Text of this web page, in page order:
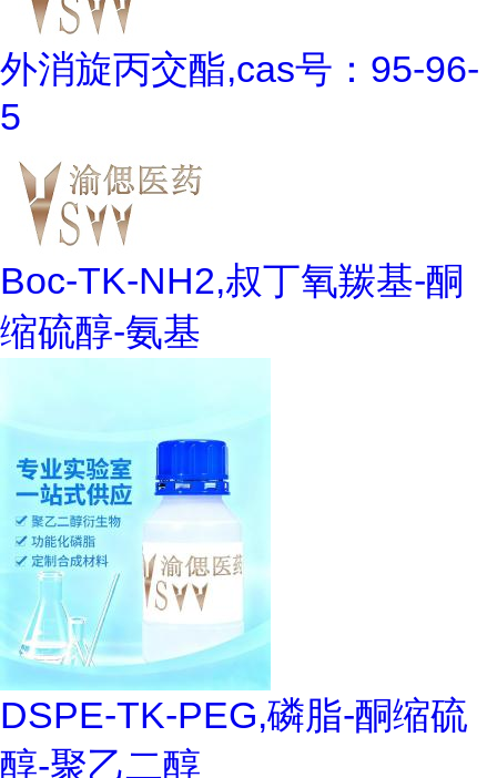
外消旋丙交酯,cas号：95-96-
5
Boc-TK-NH2,叔丁氧羰基-酮
缩硫醇-氨基
DSPE-TK-PEG,磷脂-酮缩硫
醇-聚乙二醇